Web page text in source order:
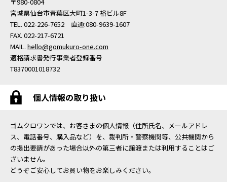
〒980-0804
宮城県仙台市青葉区大町1-3-7 裕ビル8F
TEL. 022-226-7652 直通:080-9639-1607
FAX. 022-217-6721
MAIL. hello@gomukuro-one.com
適格請求書発行事業者登録番号
T8370001018732
個人情報の取り扱い
ゴムクロワンでは、お客さまの個人情報（住所氏名、メールアドレ
ス、電話番号、購入品など）を、裁判所・警察機関等、公共機関から
の提出要請があった場合以外の第三者に譲渡または利用することはご
ざいません。
どうぞご安心してお買い物をお楽しみください。